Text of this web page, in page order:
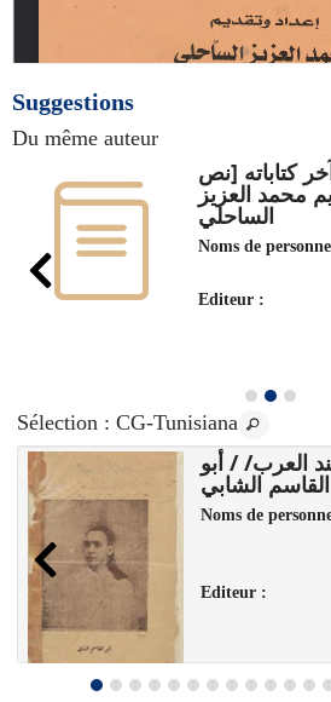
Suggestions
Du même auteur
كتاباته [نص
محمد العزيز
الساحلي
Noms de
Editeur :
Sélection : CG-Tunisiana
العرب/ / أبو
القاسم الشابي
Noms de
Editeur :